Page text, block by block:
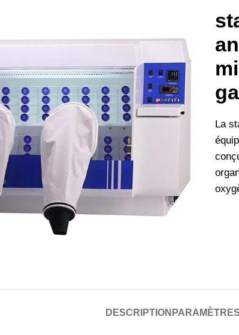
La
DESCRIPTION